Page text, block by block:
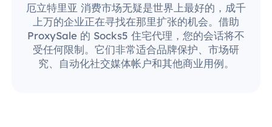
厄立特里亚 消费市场无疑是世界上最好的，成千
上万的企业正在寻找在那里扩张的机会。借助
ProxySale 的 Socks5 住宅代理，您的会话将不
受任何限制。它们非常适合品牌保护、市场研
究、自动化社交媒体帐户和其他商业用例。